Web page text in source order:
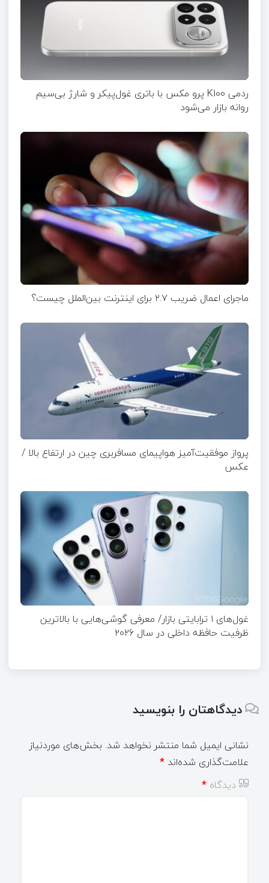
ردمی K100 پرو مکس با باتری غول‌پیکر و شارژ بی‌سیم
روانه بازار می‌شود
ماجرای اعمال ضریب ۲.۷ برای اینترنت بین‌الملل چیست؟
پرواز موفقیت‌آمیز هواپیمای مسافربری چین در ارتفاع بالا /
عکس
غول‌های ۱ ترابایتی بازار/ معرفی گوشی‌هایی با بالاترین
ظرفیت حافظه داخلی در سال ۲۰۲۶
دیدگاهتان را بنویسید
نشانی ایمیل شما منتشر نخواهد شد. بخش‌های موردنیاز
علامت‌گذاری شده‌اند *
دیدگاه *